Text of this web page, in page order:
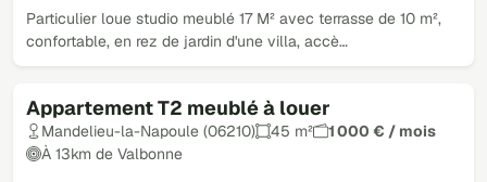
Particulier loue studio meublé 17 M² avec terrasse de 10 m²,
confortable, en rez de jardin d'une villa, accè…
Appartement T2 meublé à louer
Mandelieu-la-Napoule (06210) 45 m²
1 000 € / mois
À 13km de Valbonne